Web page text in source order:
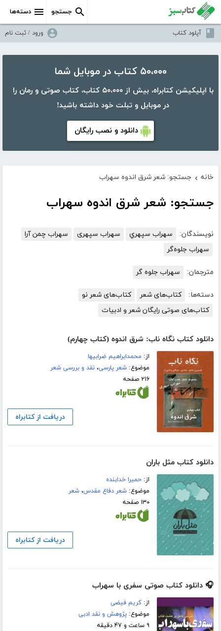
دسته‌ها جستجو
آپلود کتاب ورود / ثبت نام
۵۰،۰۰۰ کتاب در موبایل شما
با اپلیکیشن کتابراه، بیش از ۵۰،۰۰۰ کتاب، کتاب صوتی و رمان را
در موبایل و تبلت خود داشته باشید!
دانلود و نصب رایگان
خانه › جستجو: شعر شرق اندوه سهراب
جستجو: شعر شرق اندوه سهراب
نویسندگان: سهراب سپهري سهراب سپهری
سهراب چمن آرا
سهراب جلوه‌گر
مترجمان: سهراب جلوه گر
دسته‌ها: کتاب‌های شعر
کتاب‌های شعر نو
کتاب‌های صوتی رایگان شعر و ادبیات
دانلود کتاب نگاه ناب: شرق اندوه (کتاب چهارم)
از: محمدابراهیم ضرابیها
موضوع:شعر پارسی،نقد و بررسی شعر
۲۱۶ صفحه
دریافت از کتابراه
دانلود کتاب مثل باران
از:حمیرا خدابنده
موضوع:شعر دفاع مقدس،شعر
۱۳۰ صفحه
دریافت از کتابراه
🎧 دانلود کتاب صوتی سفری با سهراب
از:کریم فیضی
موضوع:پژوهش و نقد ادبی
۹ ساعت و ۴۷ دقیقه